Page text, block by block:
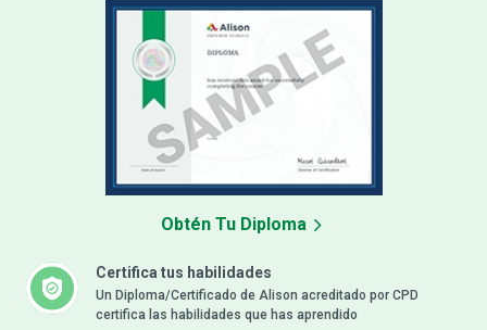
Certifica tus habilidades
Un Diploma/Certificado de Alison acreditado por CPD
certifica las habilidades que has aprendido
Obtén Tu Diploma